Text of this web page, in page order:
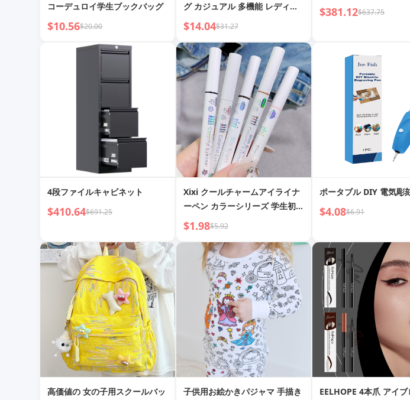
コーデュロイ学生ブックバッグ
$10.56$20.00
グ カジュアル 多機能 レディー
スバックパック
$14.04$31.27
$381.12$637.75
4段ファイルキャビネット
$410.64$691.25
Xixi クールチャームアイライナ
ーペン カラーシリーズ 学生初心
者用アイメイク
$1.98$5.92
ポータブル DIY 電気彫
$4.08$6.91
高価値の 女の子用スクールバッ
子供用お絵かきパジャマ 手描き
EELHOPE 4本爪 アイ